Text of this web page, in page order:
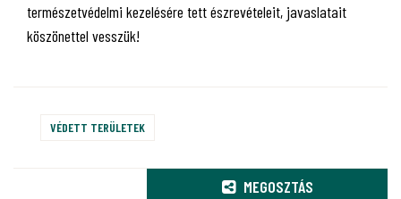
természetvédelmi kezelésére tett észrevételeit, javaslatait
köszönettel vesszük!
VÉDETT TERÜLETEK
MEGOSZTÁS